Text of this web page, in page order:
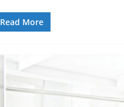
Read More